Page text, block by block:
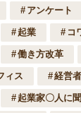
アンケート
起業 コ
働き方改革
ィス 経営者
起業家〇人に